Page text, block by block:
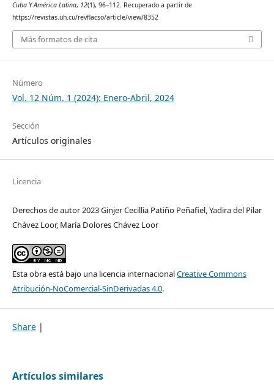
Cuba Y América Latina, 12(1), 96–112. Recuperado a partir de
https://revistas.uh.cu/revflacso/article/view/8352
Más formatos de cita
Número
Vol. 12 Núm. 1 (2024): Enero-Abril, 2024
Sección
Artículos originales
Licencia
Derechos de autor 2023 Ginjer Cecillia Patiño Peñafiel, Yadira del Pilar
Chávez Loor, María Dolores Chávez Loor
Esta obra está bajo una licencia internacionalCreative Commons
Atribución-NoComercial-SinDerivadas 4.0.
Share |
Artículos similares